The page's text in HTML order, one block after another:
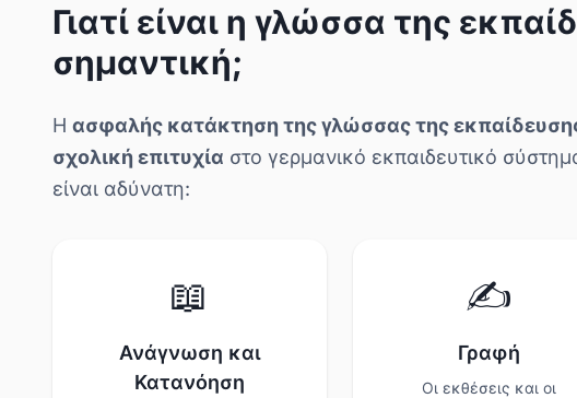
Γιατί είναι η γλώσσα της
σημαντική;
Η ασφαλής κατάκτηση της γλώσσας της
σχολική επιτυχία στο γερμανικό εκπαιδευτικό
είναι αδύνατη:
📖
Ανάγνωση και
Κατανόηση
✍️
Γραφή
Οι εκθέσεις και οι